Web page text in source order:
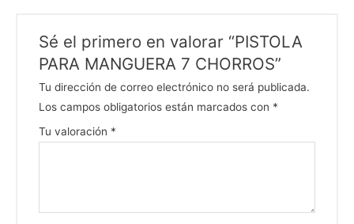
Sé el primero en valorar “PISTOLA
PARA MANGUERA 7 CHORROS”
Tu dirección de correo electrónico no será publicada.
Los campos obligatorios están marcados con *
Tu valoración *